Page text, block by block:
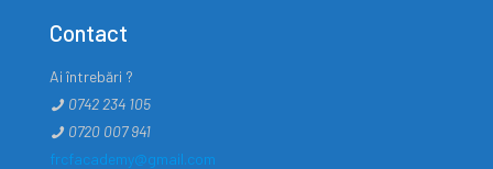
Contact
Ai întrebări ?
0742 234 105
0720 007 941
frcfacademy@gmail.com